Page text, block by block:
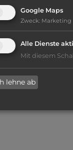
Google Maps
Zweck: Marketing
Alle Dienste
Mit diesem
lehne ab